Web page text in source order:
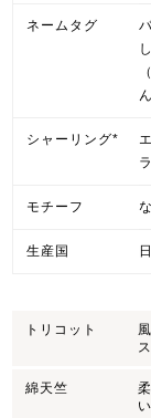
ネームタグ
シャーリング*
モチーフ
生産国
トリコット
綿天竺